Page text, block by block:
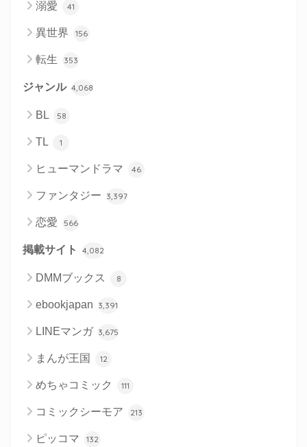
溺愛 41
異世界 156
転生 353
ジャンル 4,068
BL 58
TL 1
ヒューマンドラマ 46
ファンタジー 3,397
恋愛 566
掲載サイト 4,082
DMMブックス 8
ebookjapan 3,391
LINEマンガ 3,675
まんが王国 12
めちゃコミック 111
コミックシーモア 213
ピッコマ 132